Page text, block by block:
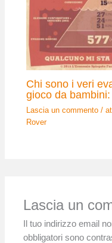
Chi sono i veri
gioco da
Lascia un commento /
Rover
Lascia un
Il tuo indirizzo email
obbligatori sono